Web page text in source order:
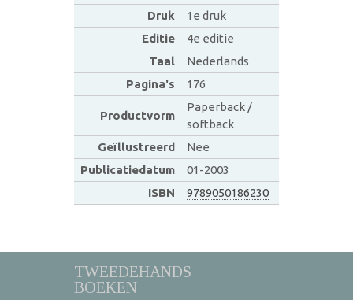
Druk
1e druk
Editie
4e editie
Taal
Nederlands
Pagina's
176
Productvorm
Paperback /
softback
Geïllustreerd
Nee
Publicatiedatum
01-2003
ISBN
9789050186230
TWEEDEHANDS
BOEKEN